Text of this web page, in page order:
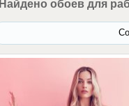
Найдено обоев для